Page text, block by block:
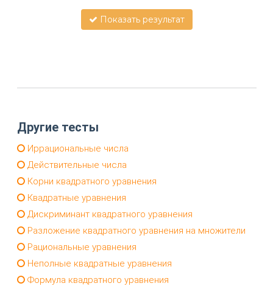
Показать результат
Другие тесты
Иррациональные числа
Действительные числа
Корни квадратного уравнения
Квадратные уравнения
Дискриминант квадратного уравнения
Разложение квадратного уравнения на множители
Рациональные уравнения
Неполные квадратные уравнения
Формула квадратного уравнения